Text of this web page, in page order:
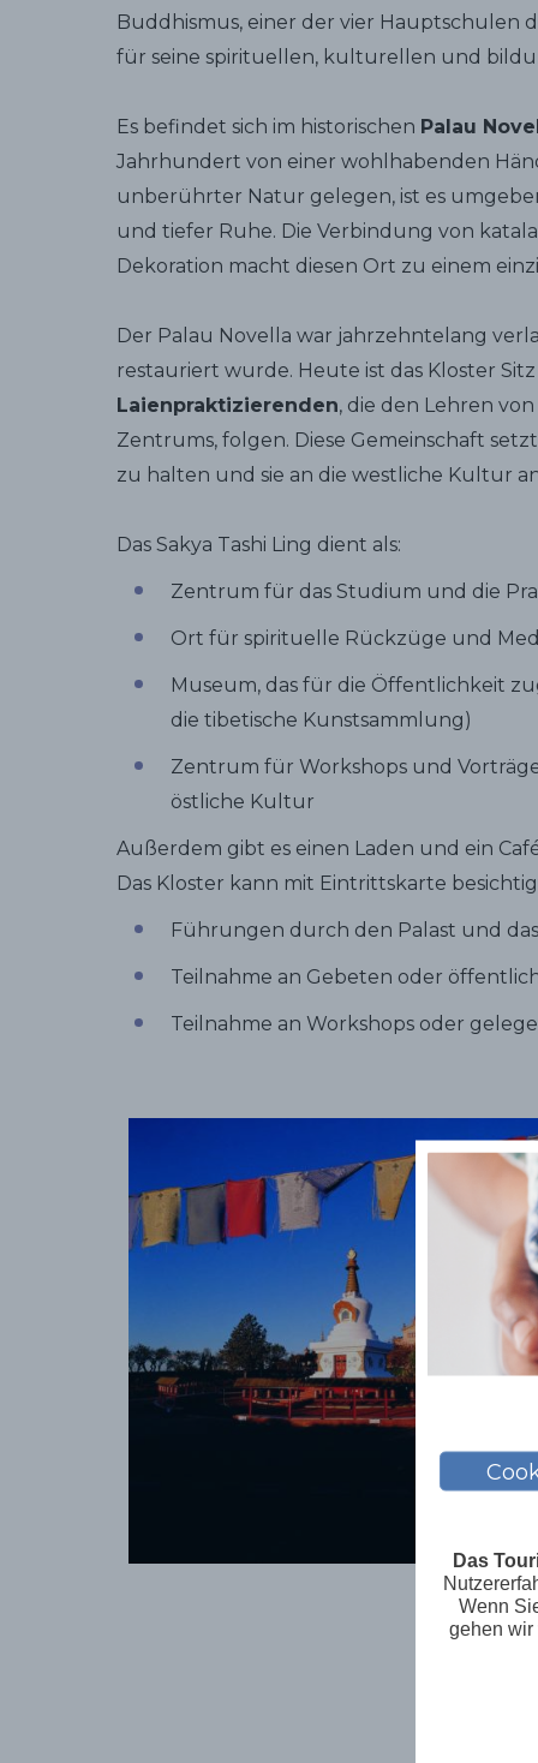
Buddhismus, einer der vier Hauptschulen
für seine spirituellen, kulturellen und
Es befindet sich im historischen Palau
Jahrhundert von einer wohlhabenden
unberührter Natur gelegen, ist es
und tiefer Ruhe. Die Verbindung von
Dekoration macht diesen Ort zu einem
Der Palau Novella war jahrzehntelang
restauriert wurde. Heute ist das Kloster
Laienpraktizierenden, die den Lehren von
Zentrums, folgen. Diese Gemeinschaft
zu halten und sie an die westliche Kultur
Das Sakya Tashi Ling dient als:
Zentrum für das Studium und die
Ort für spirituelle Rückzüge und
Museum, das für die Öffentlichkeit
die tibetische Kunstsammlung)
Zentrum für Workshops und
östliche Kultur
Außerdem gibt es einen Laden und ein
Das Kloster kann mit Eintrittskarte
Führungen durch den Palast und
Teilnahme an Gebeten oder
Teilnahme an Workshops oder
Das
Wenn
gehen wir